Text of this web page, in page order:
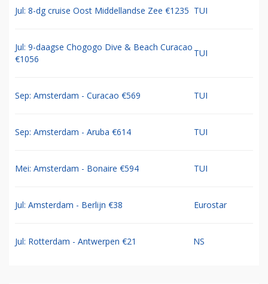
Jul: 8-dg cruise Oost Middellandse Zee €1235 TUI
Jul: 9-daagse Chogogo Dive & Beach Curacao
€1056
TUI
Sep: Amsterdam - Curacao €569 TUI
Sep: Amsterdam - Aruba €614 TUI
Mei: Amsterdam - Bonaire €594 TUI
Jul: Amsterdam - Berlijn €38 Eurostar
Jul: Rotterdam - Antwerpen €21 NS